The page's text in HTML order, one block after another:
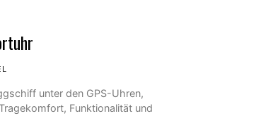
unter den GPS-Uhren,
Funktionalität und